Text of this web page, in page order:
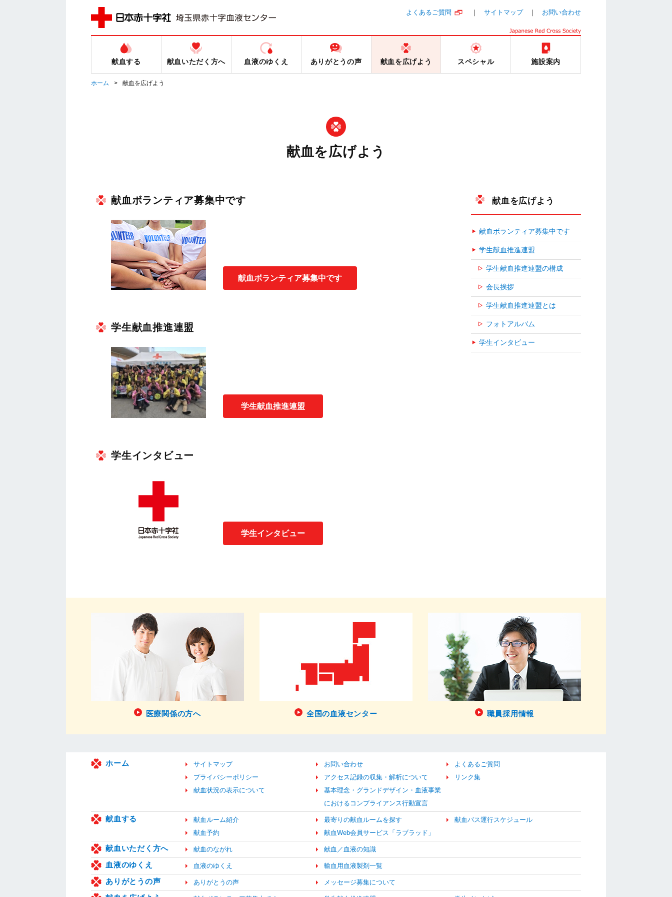
よくあるご質問 サイトマップ お問い合わせ
献血する 献血いただく方へ 血液のゆくえ ありがとうの声 献血を広げよう スペシャル 施設案内
ホーム 献血を広げよう
献血を広げよう
献血ボランティア募集中です
献血ボランティア募集中です
学生献血推進連盟
学生献血推進連盟
学生インタビュー
学生インタビュー
献血を広げよう
献血ボランティア募集中です
学生献血推進連盟
学生献血推進連盟の構成
会長挨拶
学生献血推進連盟とは
フォトアルバム
学生インタビュー
医療関係の方へ 全国の血液センター 職員採用情報
ホーム サイトマップ お問い合わせ
よくあるご質問
プライバシーポリシー
アクセス記録の収集・解析について
リンク集
献血状況の表示について
基本理念・グランドデザイン・血液事業
におけるコンプライアンス行動宣言
献血する 献血ルーム紹介 最寄りの献血ルームを探す
献血バス運行スケジュール
献血予約
献血Web会員サービス「ラブラッド」
献血いただく方へ 献血のながれ 献血／血液の知識
血液のゆくえ 血液のゆくえ 輸血用血液製剤一覧
ありがとうの声 ありがとうの声 メッセージ募集について